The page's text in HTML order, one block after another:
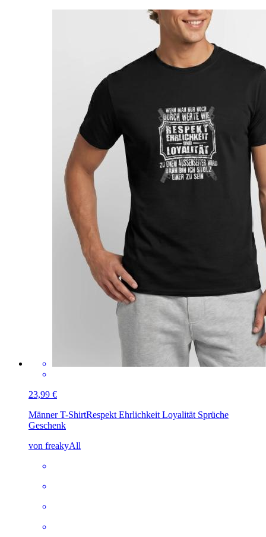
23,99 €
Männer T-ShirtRespekt Ehrlichkeit Loyalität Sprüche
Geschenk
von freakyAll